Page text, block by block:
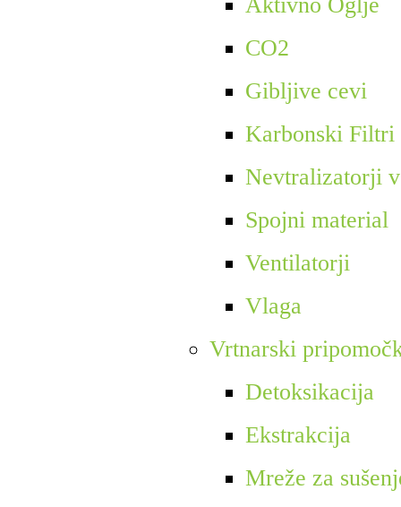
CO2
Gibljive cevi
Karbonski Filtri
Nevtralizatorji
Spojni material
Ventilatorji
Vlaga
Vrtnarski
Detoksikacija
Ekstrakcija
Mreže za